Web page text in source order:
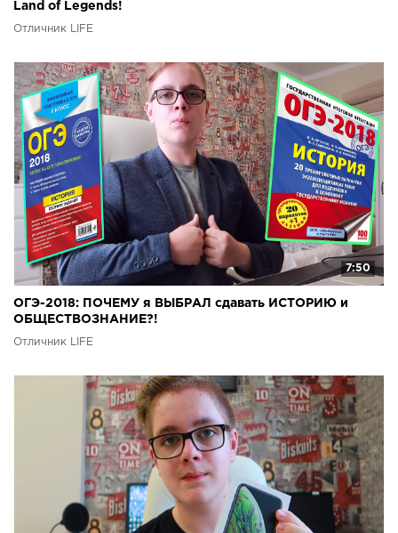
Land of Legends!
Отличник LIFE
7:50
ОГЭ-2018: ПОЧЕМУ я ВЫБРАЛ сдавать ИСТОРИЮ и
ОБЩЕСТВОЗНАНИЕ?!
Отличник LIFE